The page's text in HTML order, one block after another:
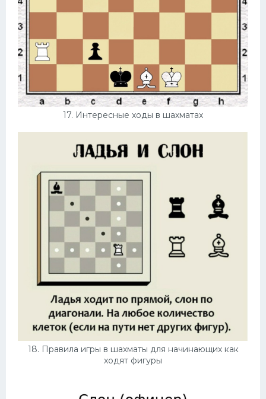
17. Интересные ходы в шахматах
18. Правила игры в шахматы для начинающих как
ходят фигуры